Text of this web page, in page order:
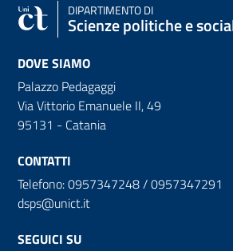
DIPARTIMENTO DI
Scienze politiche e
DOVE SIAMO
Palazzo Pedagaggi
Via Vittorio Emanuele II, 49
95131 - Catania
CONTATTI
Telefono: 0957347248 / 0957347291
dsps@unict.it
SEGUICI SU